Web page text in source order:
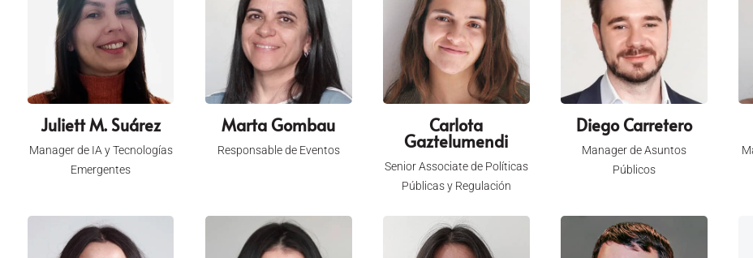
Juliett M. Suárez
Manager de IA y Tecnologías
Emergentes
Marta Gombau
Responsable de Eventos
Carlota
Gaztelumendi
Senior Associate de Políticas
Públicas y Regulación
Diego Carretero
Manager de Asuntos
Públicos